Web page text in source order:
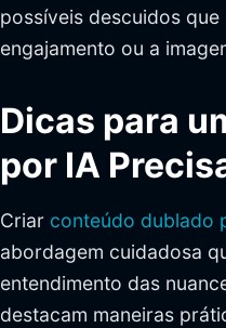
possíveis descuidos
engajamento ou a
Dicas para
por IA
Criar conteúdo dublado
abordagem cuidadosa
entendimento das
destacam maneiras